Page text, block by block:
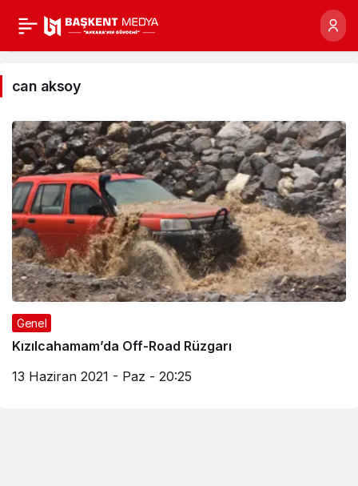
can
aksoy
Haberleri
can aksoy
Genel
Kızılcahamam’da Off-Road Rüzgarı
13 Haziran 2021 - Paz - 20:25